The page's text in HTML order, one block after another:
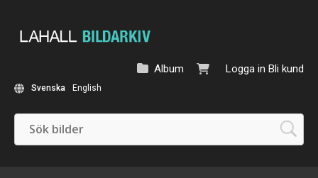
Logga in Bli kund
Album
Svenska English